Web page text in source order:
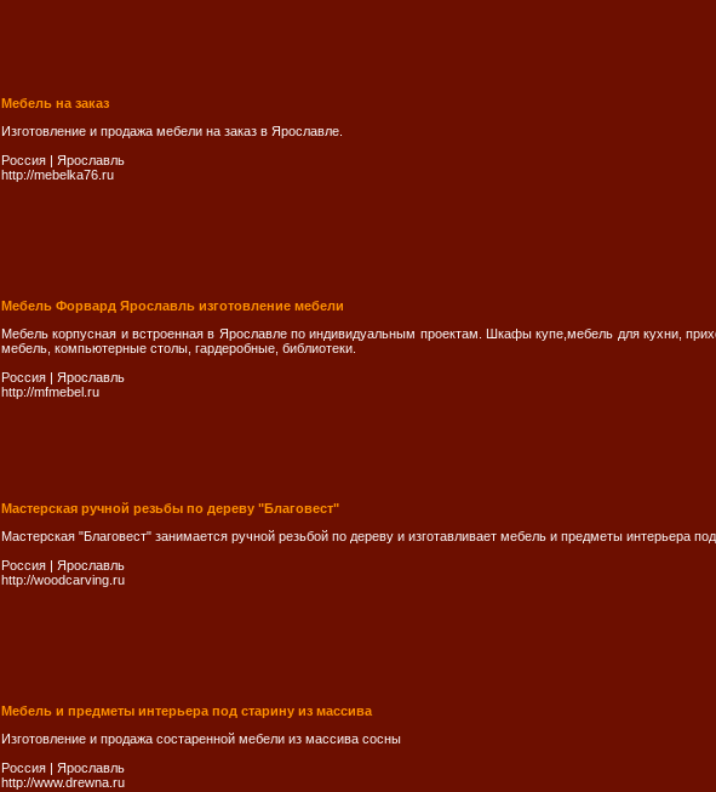
Мебель на заказ
Изготовление и продажа мебели на заказ в Ярославле.
Россия | Ярослaвль
http://mebelka76.ru
Мебель Форвард Ярославль изготовление мебели
Мебель корпусная и встроенная в Ярославле по индивидуальным проектам. Шкафы купе,мебель для кухни,
мебель, компьютерные столы, гардеробные, библиотеки.
Россия | Ярослaвль
http://mfmebel.ru
Мастерская ручной резьбы по дереву "Благовест"
Мастерская "Благовест" занимается ручной резьбой по дереву и изготавливает мебель и предметы интерьера под
Россия | Ярослaвль
http://woodcarving.ru
Мебель и предметы интерьера под старину из массива
Изготовление и продажа состаренной мебели из массива сосны
Россия | Ярослaвль
http://www.drewna.ru